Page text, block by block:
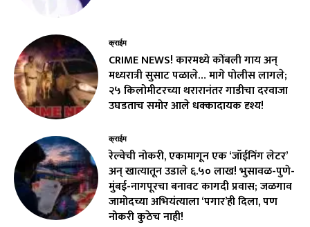
क्राईम
CRIME NEWS! कारमध्ये कोंबली गाय अन्
मध्यरात्री सुसाट पळाले… मागे पोलीस लागले;
२५ किलोमीटरच्या थरारानंतर गाडीचा दरवाजा
उघडताच समोर आले धक्कादायक दृश्य!
क्राईम
रेल्वेची नोकरी, एकामागून एक ‘जॉईनिंग लेटर’
अन् खात्यातून उडाले ₹६.५० लाख! भुसावळ-पुणे-
मुंबई-नागपूरचा बनावट कागदी प्रवास; जळगाव
जामोदच्या अभियंत्याला ‘पगार’ही दिला, पण
नोकरी कुठेच नाही!